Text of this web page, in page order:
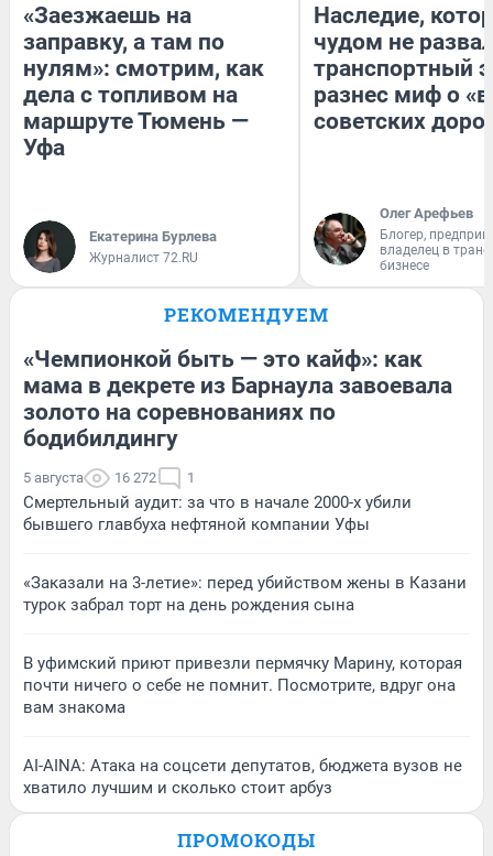
«Заезжаешь на
заправку, а там по
нулям»: смотрим, как
дела с топливом на
маршруте Тюмень —
Уфа
Екатерина Бурлева
Журналист 72.RU
Наследие,
чудом не
транспортный
разнес миф о
советских
Олег Арефьев
Блогер,
владелец в
бизнесе
РЕКОМЕНДУЕМ
«Чемпионкой быть — это кайф»: как
мама в декрете из Барнаула завоевала
золото на соревнованиях по
бодибилдингу
5 августа 16 272 1
Смертельный аудит: за что в начале 2000-х убили
бывшего главбуха нефтяной компании Уфы
«Заказали на 3-летие»: перед убийством жены в Казани
турок забрал торт на день рождения сына
В уфимский приют привезли пермячку Марину, которая
почти ничего о себе не помнит. Посмотрите, вдруг она
вам знакома
AI-AINA: Атака на соцсети депутатов, бюджета вузов не
хватило лучшим и сколько стоит арбуз
ПРОМОКОДЫ